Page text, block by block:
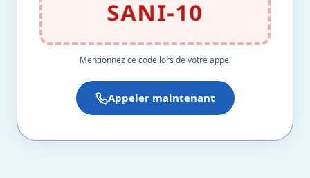
SANI-10
Mentionnez ce code lors de votre appel
Appeler maintenant